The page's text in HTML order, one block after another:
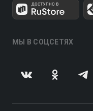
МЫ В СОЦСЕТЯХ